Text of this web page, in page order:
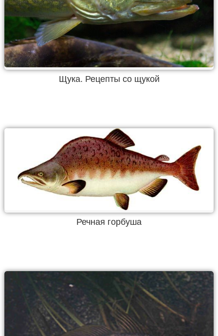
Щука. Рецепты со щукой
Речная горбуша